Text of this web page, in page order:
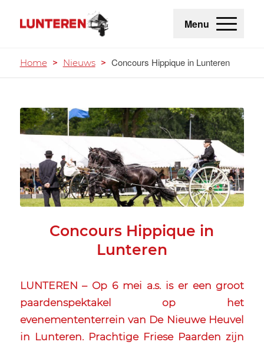
Menu
Home > Nieuws > Concours Hippique in Lunteren
Concours Hippique in
Lunteren
LUNTEREN – Op 6 mei a.s. is er een groot
paardenspektakel op het
evenemententerrein van De Nieuwe Heuvel
in Lunteren. Prachtige Friese Paarden zijn